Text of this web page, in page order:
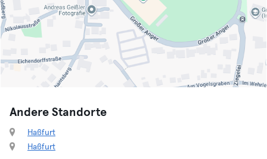
Andere Standorte
Haßfurt
Haßfurt